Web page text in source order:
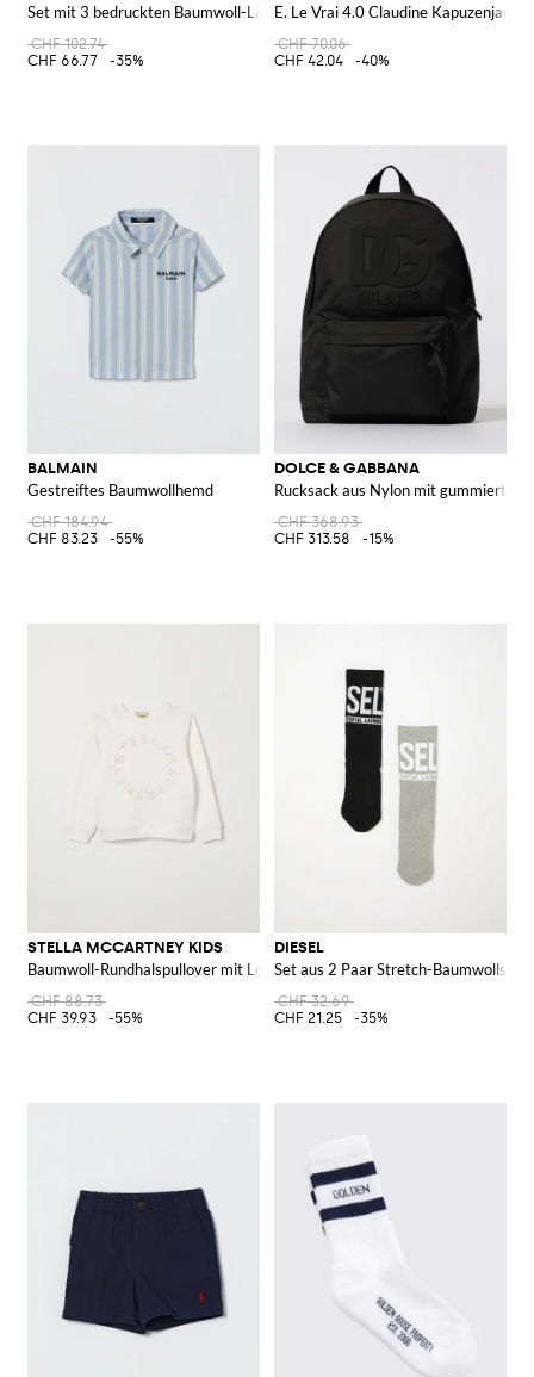
Set mit 3 bedruckten Baumwoll-Lätzchen
CHF 102.74
CHF 66.77
-35%
E. Le Vrai 4.0 Claudine Kapuzenjacke
CHF 70.06
CHF 42.04
-40%
BALMAIN
Gestreiftes Baumwollhemd
CHF 184.94
CHF 83.23
-55%
DOLCE & GABBANA
Rucksack aus Nylon mit
CHF 368.93
CHF 313.58
-15%
STELLA MCCARTNEY KIDS
Baumwoll-Rundhalspullover mit Logo
CHF 88.73
CHF 39.93
-55%
DIESEL
Set aus 2 Paar Stretch-
CHF 32.69
CHF 21.25
-35%